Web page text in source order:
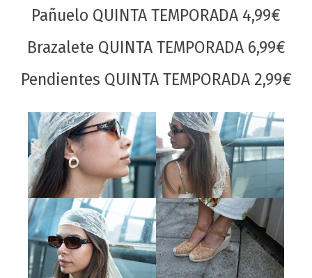
Pañuelo QUINTA TEMPORADA 4,99€
Brazalete QUINTA TEMPORADA 6,99€
Pendientes QUINTA TEMPORADA 2,99€